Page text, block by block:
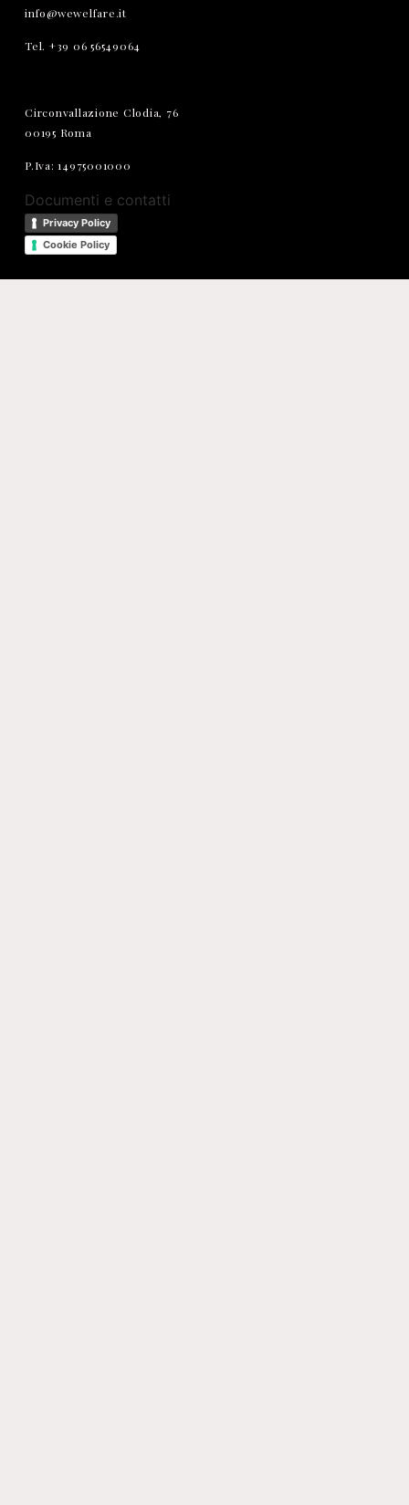
info@wewelfare.it
Tel. +39 06 56549064
Circonvallazione Clodia, 76
00195 Roma
P.Iva: 14975001000
Documenti e contatti
Privacy Policy
Cookie Policy